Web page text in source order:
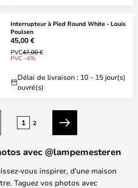
Interrupteur à Pied Round White - Louis
Poulsen
45,00 €
PVC47,00 €
PVC -4%
Délai de livraison : 10 - 15 jour(s)
ouvré(s)
1 2
Suivant
avec @lampemesteren
vous inspirer, d'une maison
Taguez vos photos avec